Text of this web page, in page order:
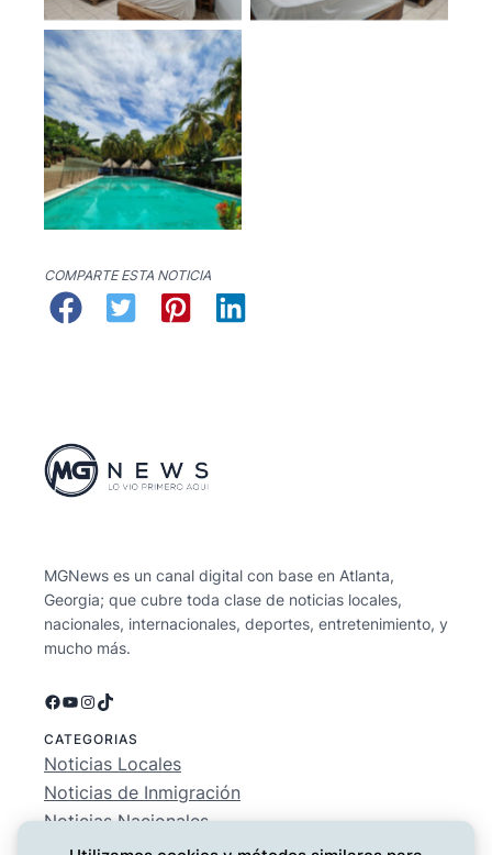
No Caption
COMPARTE ESTA NOTICIA
MGNews es un canal digital con base en Atlanta,
Georgia; que cubre toda clase de noticias locales,
nacionales, internacionales, deportes, entretenimiento, y
mucho más.
Facebook
YouTube
Instagram
TikTok
CATEGORIAS
Noticias Locales
Noticias de Inmigración
Noticias Nacionales
Deportes